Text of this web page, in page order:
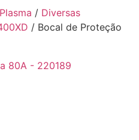
/ Diversas
/ Bocal de Proteção